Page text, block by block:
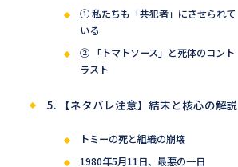
① 私たちも「共犯者」にさせられて
いる
② 「トマトソース」と死体のコント
ラスト
5. 【ネタバレ注意】結末と核心の解説
トミーの死と組織の崩壊
1980年5月11日、最悪の一日